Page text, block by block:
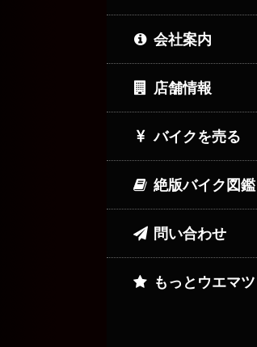
会社案内
店舗情報
バイクを売る
絶版バイク図鑑
問い合わせ
もっとウエマツ